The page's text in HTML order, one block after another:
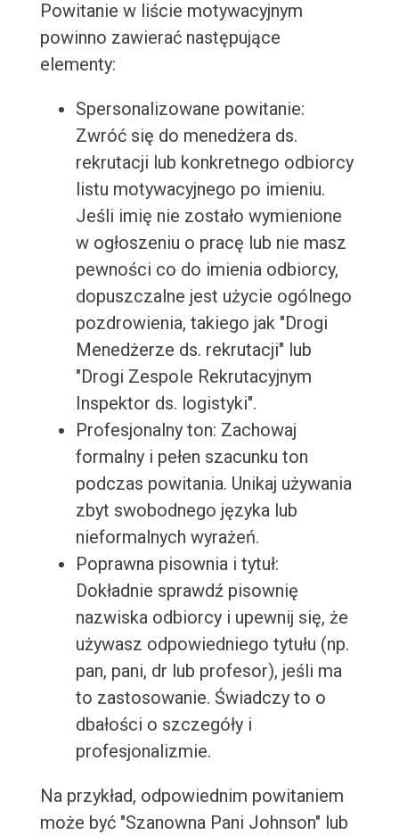
Powitanie w liście motywacyjnym
powinno zawierać następujące
elementy:
Spersonalizowane powitanie:
Zwróć się do menedżera ds.
rekrutacji lub konkretnego odbiorcy
listu motywacyjnego po imieniu.
Jeśli imię nie zostało wymienione
w ogłoszeniu o pracę lub nie masz
pewności co do imienia odbiorcy,
dopuszczalne jest użycie ogólnego
pozdrowienia, takiego jak "Drogi
Menedżerze ds. rekrutacji" lub
"Drogi Zespole Rekrutacyjnym
Inspektor ds. logistyki".
Profesjonalny ton: Zachowaj
formalny i pełen szacunku ton
podczas powitania. Unikaj używania
zbyt swobodnego języka lub
nieformalnych wyrażeń.
Poprawna pisownia i tytuł:
Dokładnie sprawdź pisownię
nazwiska odbiorcy i upewnij się, że
używasz odpowiedniego tytułu (np.
pan, pani, dr lub profesor), jeśli ma
to zastosowanie. Świadczy to o
dbałości o szczegóły i
profesjonalizmie.
Na przykład, odpowiednim powitaniem
może być "Szanowna Pani Johnson" lub